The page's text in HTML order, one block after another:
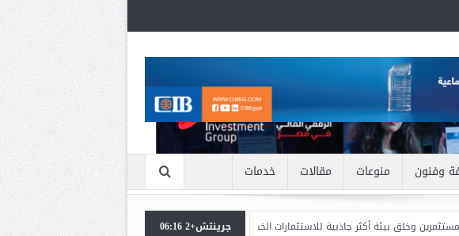
وفنون منوعات مقالات خدمات
أكثر جاذبية للاستثمارات الخضراء والمستدامة
محافظ البنك المركزي المصري يبحث مع وزير التعليم
جرينتش+2 06:16